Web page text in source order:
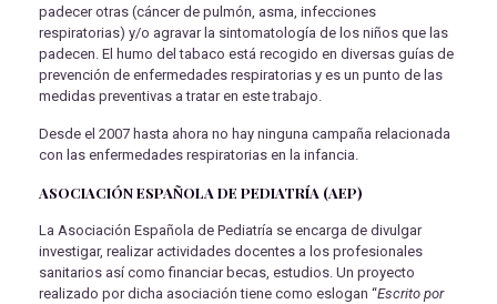
padecer otras (cáncer de pulmón, asma, infecciones
respiratorias) y/o agravar la sintomatología de los niños que las
padecen. El humo del tabaco está recogido en diversas guías de
prevención de enfermedades respiratorias y es un punto de las
medidas preventivas a tratar en este trabajo.
Desde el 2007 hasta ahora no hay ninguna campaña relacionada
con las enfermedades respiratorias en la infancia.
ASOCIACIÓN ESPAÑOLA DE PEDIATRÍA (AEP)
La Asociación Española de Pediatría se encarga de divulgar
investigar, realizar actividades docentes a los profesionales
sanitarios así como financiar becas, estudios. Un proyecto
realizado por dicha asociación tiene como eslogan “Escrito por